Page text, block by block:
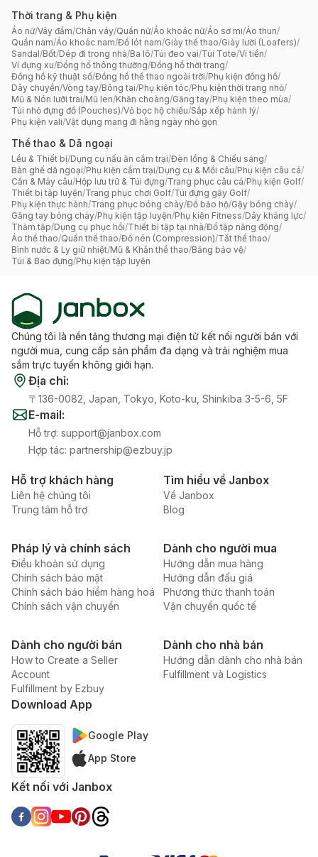
Thời trang & Phụ kiện
Áo nữ/Váy đầm/Chân váy/Quần nữ/Áo khoác nữ/Áo sơ mi/Áo thun/
Quần nam/Áo khoác nam/Đồ lót nam/Giày thể thao/Giày lười (Loafers)/
Sandal/Bốt/Dép đi trong nhà/Ba lô/Túi đeo vai/Túi Tote/Ví tiền/
Ví đựng xu/Đồng hồ thông thường/Đồng hồ thời trang/
Đồng hồ kỹ thuật số/Đồng hồ thể thao ngoài trời/Phụ kiện đồng hồ/
Dây chuyền/Vòng tay/Bông tai/Phụ kiện tóc/Phụ kiện thời trang nhỏ/
Mũ & Nón lưỡi trai/Mũ len/Khăn choàng/Găng tay/Phụ kiện theo mùa/
Túi nhỏ đựng đồ (Pouches)/Vỏ bọc hộ chiếu/Sắp xếp hành lý/
Phụ kiện vali/Vật dụng mang đi hằng ngày nhỏ gọn
Thể thao & Dã ngoại
Lều & Thiết bị/Dụng cụ nấu ăn cắm trại/Đèn lồng & Chiếu sáng/
Bàn ghế dã ngoại/Phụ kiện cắm trại/Dụng cụ & Mồi câu/Phụ kiện câu cá/
Cần & Máy câu/Hộp lưu trữ & Túi đựng/Trang phục câu cá/Phụ kiện Golf/
Thiết bị tập luyện/Trang phục chơi Golf/Túi đựng gậy Golf/
Phụ kiện thực hành/Trang phục bóng chày/Đồ bảo hộ/Gậy bóng chày/
Găng tay bóng chày/Phụ kiện tập luyện/Phụ kiện Fitness/Dây kháng lực/
Thảm tập/Dụng cụ phục hồi/Thiết bị tập tại nhà/Đồ tập năng động/
Áo thể thao/Quần thể thao/Đồ nén (Compression)/Tất thể thao/
Bình nước & Ly giữ nhiệt/Mũ & Khăn thể thao/Băng bảo vệ/
Túi & Bao đựng/Phụ kiện tập luyện
Chúng tôi là nền tảng thương mại điện tử kết nối người bán với
người mua, cung cấp sản phẩm đa dạng và trải nghiệm mua
sắm trực tuyến không giới hạn.
Địa chỉ:
〒136-0082, Japan, Tokyo, Koto-ku, Shinkiba 3-5-6, 5F
E-mail:
Hỗ trợ: support@janbox.com
Hợp tác: partnership@ezbuy.jp
Hỗ trợ khách hàng
Liên hệ chúng tôi
Trung tâm hỗ trợ
Tìm hiểu về Janbox
Về Janbox
Blog
Pháp lý và chính sách
Điều khoản sử dụng
Chính sách bảo mật
Chính sách bảo hiểm hàng hoá
Chính sách vận chuyển
Dành cho người mua
Hướng dẫn mua hàng
Hướng dẫn đấu giá
Phương thức thanh toán
Vận chuyển quốc tế
Dành cho người bán
How to Create a Seller
Account
Fulfillment by Ezbuy
Dành cho nhà bán
Hướng dẫn dành cho nhà bán
Fulfillment và Logistics
Download App
Google Play
App Store
Kết nối với Janbox